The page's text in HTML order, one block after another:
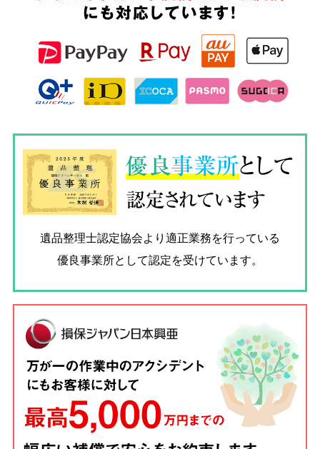
にも対応しています!
優良事業所として
認定されています
遺品整理士認定協会より適正業務を行っている
優良事業所として認定を受けています。